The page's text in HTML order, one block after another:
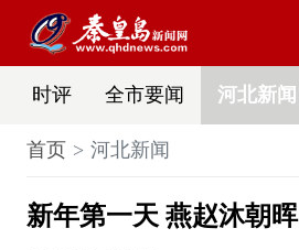
时评 全市要闻 河北新闻
首页 河北新闻
新年第一天 燕赵沐朝晖